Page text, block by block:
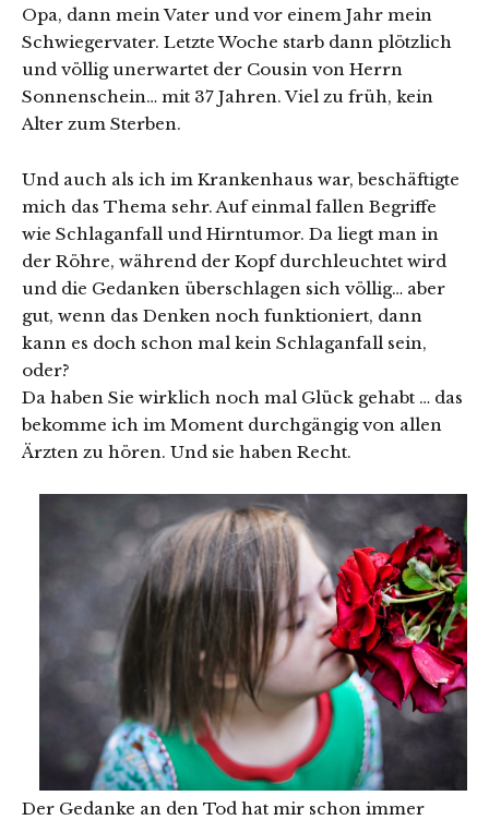
Opa, dann mein Vater und vor einem Jahr mein
Schwiegervater. Letzte Woche starb dann plötzlich
und völlig unerwartet der Cousin von Herrn
Sonnenschein… mit 37 Jahren. Viel zu früh, kein
Alter zum Sterben.
Und auch als ich im Krankenhaus war, beschäftigte
mich das Thema sehr. Auf einmal fallen Begriffe
wie Schlaganfall und Hirntumor. Da liegt man in
der Röhre, während der Kopf durchleuchtet wird
und die Gedanken überschlagen sich völlig… aber
gut, wenn das Denken noch funktioniert, dann
kann es doch schon mal kein Schlaganfall sein,
oder?
Da haben Sie wirklich noch mal Glück gehabt … das
bekomme ich im Moment durchgängig von allen
Ärzten zu hören. Und sie haben Recht.
Der Gedanke an den Tod hat mir schon immer